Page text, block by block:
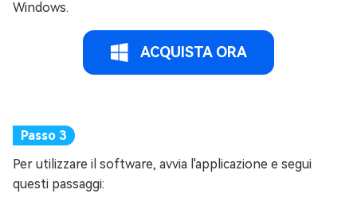
Windows.
ACQUISTA ORA
Per utilizzare il software, avvia l'applicazione e segui
questi passaggi: